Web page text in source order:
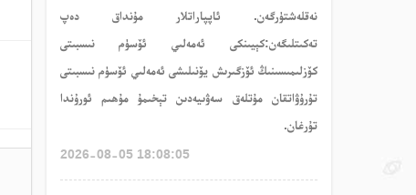
نەقلەشتۈرگەن. ئاپپاراتلار مۇنداق دەپ
تەكىتلىگەن:كېيىنكى ئەمەلىي ئۆسۈم نىسبىتى
كۆزلىمىسىنىڭ ئۆزگىرىش يۆنىلىشى ئەمەلىي ئۆسۈم نىسبىتى
تۇرۇۋاتقان مۇتلەق سەۋىيەدىن تېخىمۇ مۇھىم ئورۇندا
تۇرغان.
2026-08-05 18:08:05